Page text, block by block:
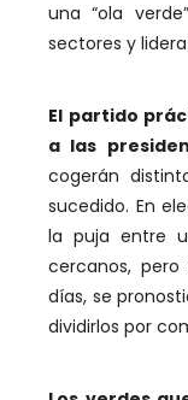
una “ola
sectores y
El partido
a las
cogerán
sucedido. En
la puja entre
cercanos,
días, se
dividirlos por